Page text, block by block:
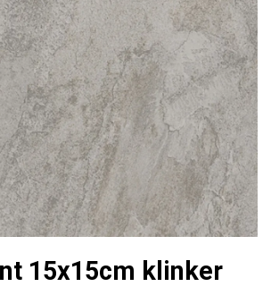
15x15cm klinker